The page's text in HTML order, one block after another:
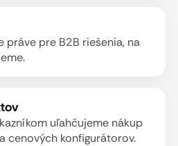
práve pre B2B riešenia, na
uľahčujeme nákup
cenových konfigurátorov.